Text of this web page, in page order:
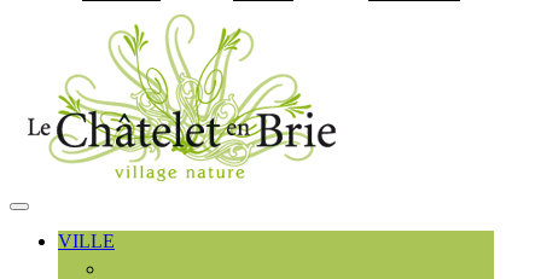
MENU
PRINCIPAL
VILLE